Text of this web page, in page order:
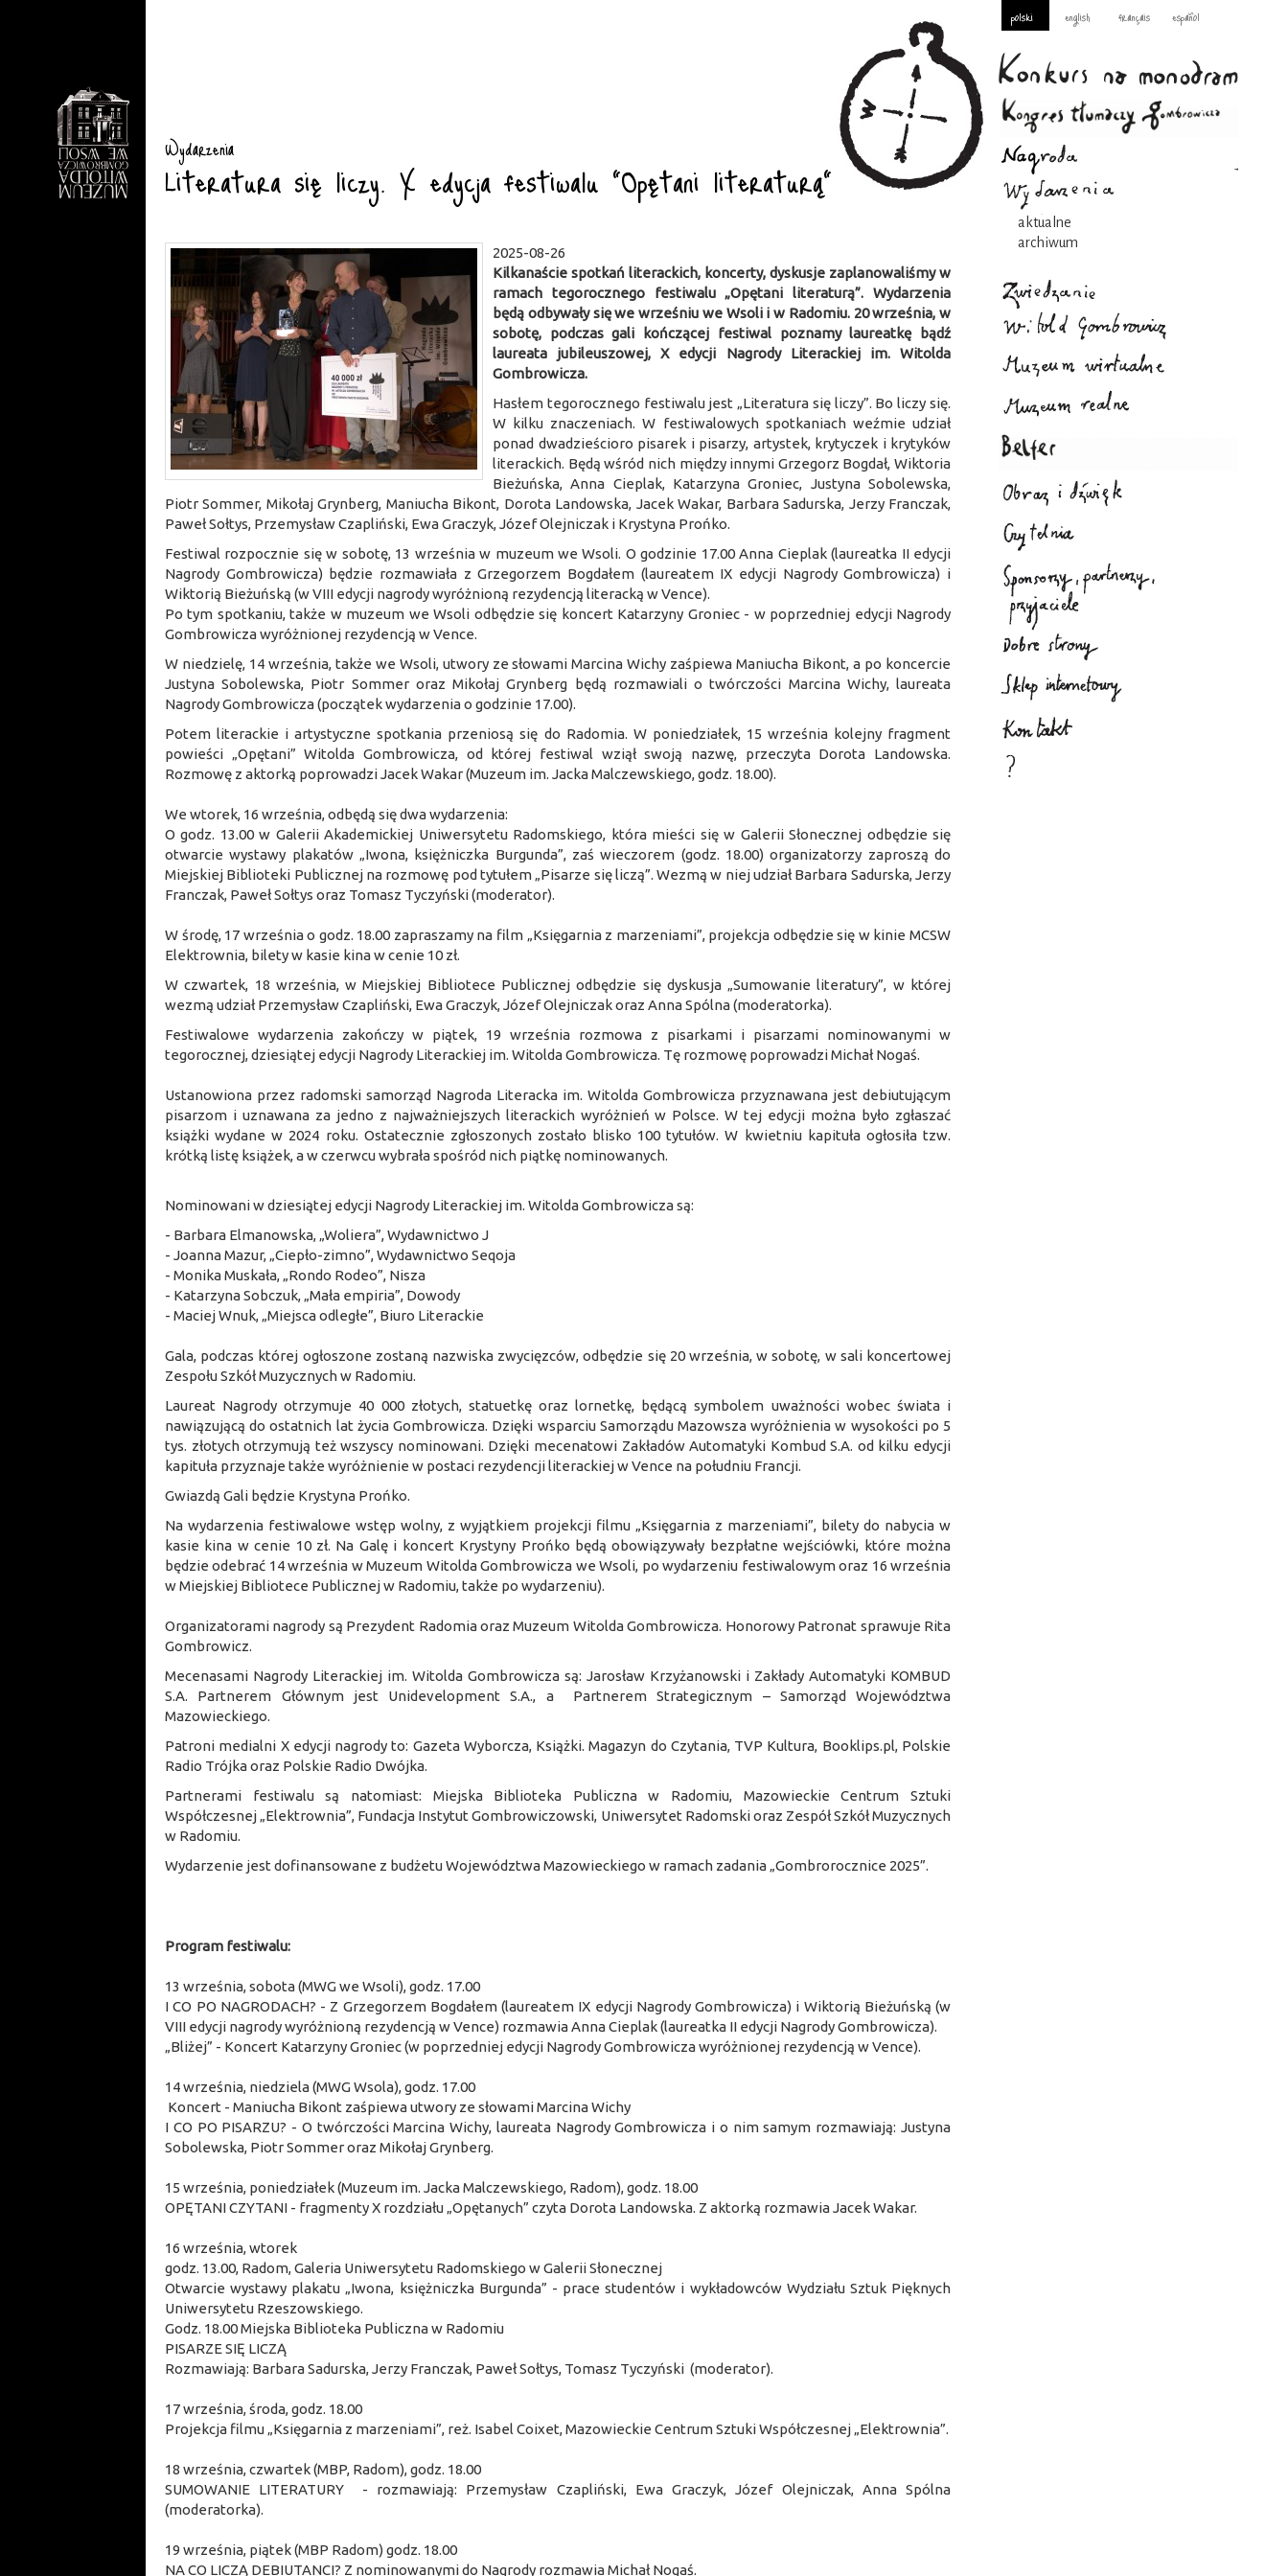
Wydarzenia
Literatura się liczy. X edycja festiwalu "Opętani literaturą"
2025-08-26
Kilkanaście spotkań literackich, koncerty, dyskusje zaplanowaliśmy w
ramach tegorocznego festiwalu „Opętani literaturą”. Wydarzenia
będą odbywały się we wrześniu we Wsoli i w Radomiu. 20 września, w
sobotę, podczas gali kończącej festiwal poznamy laureatkę bądź
laureata jubileuszowej, X edycji Nagrody Literackiej im. Witolda
Gombrowicza.
Hasłem tegorocznego festiwalu jest „Literatura się liczy”. Bo liczy się.
W kilku znaczeniach. W festiwalowych spotkaniach weźmie udział
ponad dwadzieścioro pisarek i pisarzy, artystek, krytyczek i krytyków
literackich. Będą wśród nich między innymi Grzegorz Bogdał, Wiktoria
Bieżuńska, Anna Cieplak, Katarzyna Groniec, Justyna Sobolewska,
Piotr Sommer, Mikołaj Grynberg, Maniucha Bikont, Dorota Landowska, Jacek Wakar, Barbara Sadurska, Jerzy Franczak,
Paweł Sołtys, Przemysław Czapliński, Ewa Graczyk, Józef Olejniczak i Krystyna Prońko.
Festiwal rozpocznie się w sobotę, 13 września w muzeum we Wsoli. O godzinie 17.00 Anna Cieplak (laureatka II edycji
Nagrody Gombrowicza) będzie rozmawiała z Grzegorzem Bogdałem (laureatem IX edycji Nagrody Gombrowicza) i
Wiktorią Bieżuńską (w VIII edycji nagrody wyróżnioną rezydencją literacką w Vence).
Po tym spotkaniu, także w muzeum we Wsoli odbędzie się koncert Katarzyny Groniec - w poprzedniej edycji Nagrody
Gombrowicza wyróżnionej rezydencją w Vence.
W niedzielę, 14 września, także we Wsoli, utwory ze słowami Marcina Wichy zaśpiewa Maniucha Bikont, a po koncercie
Justyna Sobolewska, Piotr Sommer oraz Mikołaj Grynberg będą rozmawiali o twórczości Marcina Wichy, laureata
Nagrody Gombrowicza (początek wydarzenia o godzinie 17.00).
Potem literackie i artystyczne spotkania przeniosą się do Radomia. W poniedziałek, 15 września kolejny fragment
powieści „Opętani” Witolda Gombrowicza, od której festiwal wziął swoją nazwę, przeczyta Dorota Landowska.
Rozmowę z aktorką poprowadzi Jacek Wakar (Muzeum im. Jacka Malczewskiego, godz. 18.00).
We wtorek, 16 września, odbędą się dwa wydarzenia:
O godz. 13.00 w Galerii Akademickiej Uniwersytetu Radomskiego, która mieści się w Galerii Słonecznej odbędzie się
otwarcie wystawy plakatów „Iwona, księżniczka Burgunda”, zaś wieczorem (godz. 18.00) organizatorzy zaproszą do
Miejskiej Biblioteki Publicznej na rozmowę pod tytułem „Pisarze się liczą”. Wezmą w niej udział Barbara Sadurska, Jerzy
Franczak, Paweł Sołtys oraz Tomasz Tyczyński (moderator).
W środę, 17 września o godz. 18.00 zapraszamy na film „Księgarnia z marzeniami”, projekcja odbędzie się w kinie MCSW
Elektrownia, bilety w kasie kina w cenie 10 zł.
W czwartek, 18 września, w Miejskiej Bibliotece Publicznej odbędzie się dyskusja „Sumowanie literatury”, w której
wezmą udział Przemysław Czapliński, Ewa Graczyk, Józef Olejniczak oraz Anna Spólna (moderatorka).
Festiwalowe wydarzenia zakończy w piątek, 19 września rozmowa z pisarkami i pisarzami nominowanymi w
tegorocznej, dziesiątej edycji Nagrody Literackiej im. Witolda Gombrowicza. Tę rozmowę poprowadzi Michał Nogaś.
Ustanowiona przez radomski samorząd Nagroda Literacka im. Witolda Gombrowicza przyznawana jest debiutującym
pisarzom i uznawana za jedno z najważniejszych literackich wyróżnień w Polsce. W tej edycji można było zgłaszać
książki wydane w 2024 roku. Ostatecznie zgłoszonych zostało blisko 100 tytułów. W kwietniu kapituła ogłosiła tzw.
krótką listę książek, a w czerwcu wybrała spośród nich piątkę nominowanych.
Nominowani w dziesiątej edycji Nagrody Literackiej im. Witolda Gombrowicza są:
- Barbara Elmanowska, „Woliera”, Wydawnictwo J
- Joanna Mazur, „Ciepło-zimno”, Wydawnictwo Seqoja
- Monika Muskała, „Rondo Rodeo”, Nisza
- Katarzyna Sobczuk, „Mała empiria”, Dowody
- Maciej Wnuk, „Miejsca odległe”, Biuro Literackie
Gala, podczas której ogłoszone zostaną nazwiska zwycięzców, odbędzie się 20 września, w sobotę, w sali koncertowej
Zespołu Szkół Muzycznych w Radomiu.
Laureat Nagrody otrzymuje 40 000 złotych, statuetkę oraz lornetkę, będącą symbolem uważności wobec świata i
nawiązującą do ostatnich lat życia Gombrowicza. Dzięki wsparciu Samorządu Mazowsza wyróżnienia w wysokości po 5
tys. złotych otrzymują też wszyscy nominowani. Dzięki mecenatowi Zakładów Automatyki Kombud S.A. od kilku edycji
kapituła przyznaje także wyróżnienie w postaci rezydencji literackiej w Vence na południu Francji.
Gwiazdą Gali będzie Krystyna Prońko.
Na wydarzenia festiwalowe wstęp wolny, z wyjątkiem projekcji filmu „Księgarnia z marzeniami”, bilety do nabycia w
kasie kina w cenie 10 zł. Na Galę i koncert Krystyny Prońko będą obowiązywały bezpłatne wejściówki, które można
będzie odebrać 14 września w Muzeum Witolda Gombrowicza we Wsoli, po wydarzeniu festiwalowym oraz 16 września
w Miejskiej Bibliotece Publicznej w Radomiu, także po wydarzeniu).
Organizatorami nagrody są Prezydent Radomia oraz Muzeum Witolda Gombrowicza. Honorowy Patronat sprawuje Rita
Gombrowicz.
Mecenasami Nagrody Literackiej im. Witolda Gombrowicza są: Jarosław Krzyżanowski i Zakłady Automatyki KOMBUD
S.A. Partnerem Głównym jest Unidevelopment S.A., a Partnerem Strategicznym – Samorząd Województwa
Mazowieckiego.
Patroni medialni X edycji nagrody to: Gazeta Wyborcza, Książki. Magazyn do Czytania, TVP Kultura, Booklips.pl, Polskie
Radio Trójka oraz Polskie Radio Dwójka.
Partnerami festiwalu są natomiast: Miejska Biblioteka Publiczna w Radomiu, Mazowieckie Centrum Sztuki
Współczesnej „Elektrownia”, Fundacja Instytut Gombrowiczowski, Uniwersytet Radomski oraz Zespół Szkół Muzycznych
w Radomiu.
Wydarzenie jest dofinansowane z budżetu Województwa Mazowieckiego w ramach zadania „Gombrorocznice 2025”.
Program festiwalu:
13 września, sobota (MWG we Wsoli), godz. 17.00
I CO PO NAGRODACH? - Z Grzegorzem Bogdałem (laureatem IX edycji Nagrody Gombrowicza) i Wiktorią Bieżuńską (w
VIII edycji nagrody wyróżnioną rezydencją w Vence) rozmawia Anna Cieplak (laureatka II edycji Nagrody Gombrowicza).
„Bliżej” - Koncert Katarzyny Groniec (w poprzedniej edycji Nagrody Gombrowicza wyróżnionej rezydencją w Vence).
14 września, niedziela (MWG Wsola), godz. 17.00
Koncert - Maniucha Bikont zaśpiewa utwory ze słowami Marcina Wichy
I CO PO PISARZU? - O twórczości Marcina Wichy, laureata Nagrody Gombrowicza i o nim samym rozmawiają: Justyna
Sobolewska, Piotr Sommer oraz Mikołaj Grynberg.
15 września, poniedziałek (Muzeum im. Jacka Malczewskiego, Radom), godz. 18.00
OPĘTANI CZYTANI - fragmenty X rozdziału „Opętanych” czyta Dorota Landowska. Z aktorką rozmawia Jacek Wakar.
16 września, wtorek
godz. 13.00, Radom, Galeria Uniwersytetu Radomskiego w Galerii Słonecznej
Otwarcie wystawy plakatu „Iwona, księżniczka Burgunda” - prace studentów i wykładowców Wydziału Sztuk Pięknych
Uniwersytetu Rzeszowskiego.
Godz. 18.00 Miejska Biblioteka Publiczna w Radomiu
PISARZE SIĘ LICZĄ
Rozmawiają: Barbara Sadurska, Jerzy Franczak, Paweł Sołtys, Tomasz Tyczyński (moderator).
17 września, środa, godz. 18.00
Projekcja filmu „Księgarnia z marzeniami”, reż. Isabel Coixet, Mazowieckie Centrum Sztuki Współczesnej „Elektrownia”.
18 września, czwartek (MBP, Radom), godz. 18.00
SUMOWANIE LITERATURY - rozmawiają: Przemysław Czapliński, Ewa Graczyk, Józef Olejniczak, Anna Spólna
(moderatorka).
19 września, piątek (MBP Radom) godz. 18.00
NA CO LICZĄ DEBIUTANCI? Z nominowanymi do Nagrody rozmawia Michał Nogaś.
polski english français español
aktualne
archiwum